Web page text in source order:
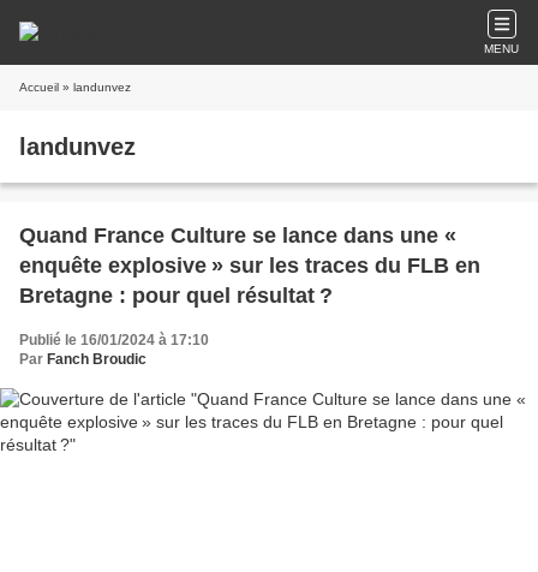
MENU
Accueil » landunvez
landunvez
Quand France Culture se lance dans une «
enquête explosive » sur les traces du FLB en
Bretagne : pour quel résultat ?
Publié le 16/01/2024 à 17:10
Par Fanch Broudic